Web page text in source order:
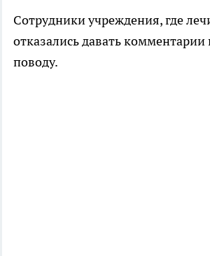
Сотрудники учреждения, где
отказались давать комментарии
поводу.